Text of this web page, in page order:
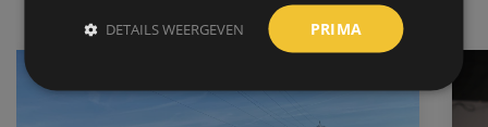
PRIMA
DETAILS WEERGEVEN